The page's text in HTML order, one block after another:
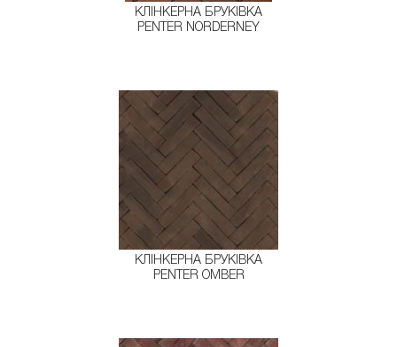
КЛІНКЕРНА БРУКІВКА
PENTER NORDERNEY
КЛІНКЕРНА БРУКІВКА
PENTER OMBER